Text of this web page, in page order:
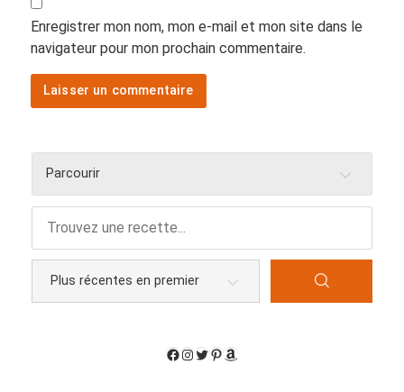
Enregistrer mon nom, mon e-mail et mon site dans le
navigateur pour mon prochain commentaire.
Parcourir